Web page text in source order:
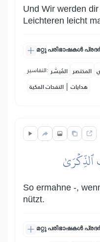
Und Wir werden
Leichteren leicht
മറ്റു പരിഭാഷകൾ
التفاسير: المُيسَّر المختصر
النفحات المكية | هدايات
So ermahne -,
nützt.
മറ്റു പരിഭാഷകൾ